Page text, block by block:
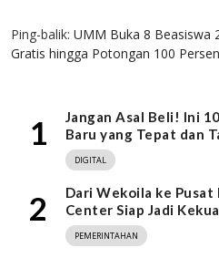
Ping-balik: UMM Buka 8 Beasiswa
Gratis hingga Potongan 100
1
Jangan Asal Beli! Ini
Baru yang Tepat dan
DIGITAL
2
Dari Wekoila ke
Center Siap Jadi
PEMERINTAHAN